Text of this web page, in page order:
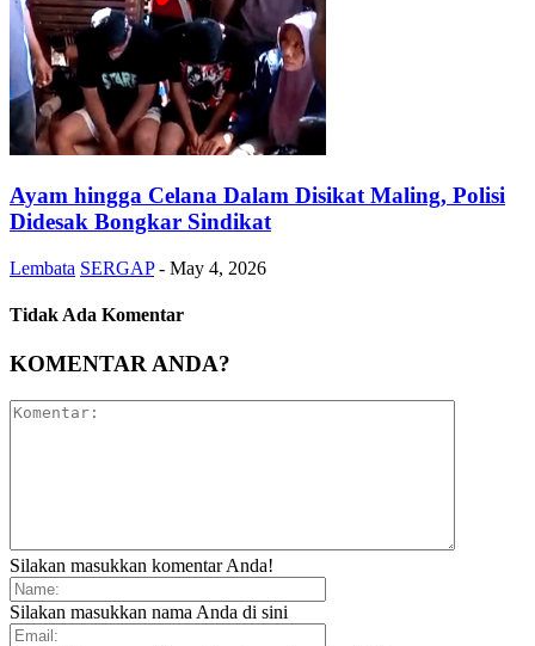
Ayam hingga Celana Dalam Disikat Maling, Polisi
Didesak Bongkar Sindikat
Lembata SERGAP - May 4, 2026
Tidak Ada Komentar
KOMENTAR ANDA?
Silakan masukkan komentar Anda!
Silakan masukkan nama Anda di sini